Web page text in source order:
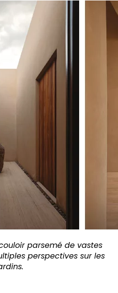
parsemé de vastes
perspectives sur les